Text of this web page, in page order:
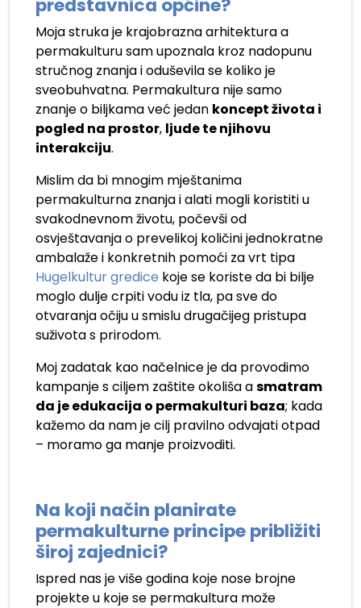
predstavnica općine?
Moja struka je krajobrazna arhitektura a
permakulturu sam upoznala kroz nadopunu
stručnog znanja i oduševila se koliko je
sveobuhvatna. Permakultura nije samo
znanje o biljkama već jedan koncept života i
pogled na prostor, ljude te njihovu
interakciju.
Mislim da bi mnogim mještanima
permakulturna znanja i alati mogli koristiti u
svakodnevnom životu, počevši od
osvještavanja o prevelikoj količini jednokratne
ambalaže i konkretnih pomoći za vrt tipa
Hugelkultur gredice koje se koriste da bi bilje
moglo dulje crpiti vodu iz tla, pa sve do
otvaranja očiju u smislu drugačijeg pristupa
suživota s prirodom.
Moj zadatak kao načelnice je da provodimo
kampanje s ciljem zaštite okoliša asmatram
da je edukacija o permakulturi baza; kada
kažemo da nam je cilj pravilno odvajati otpad
– moramo ga manje proizvoditi.
Na koji način planirate
permakulturne principe približiti
široj zajednici?
Ispred nas je više godina koje nose brojne
projekte u koje se permakultura može